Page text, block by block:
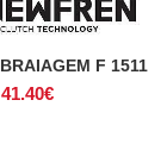
F 1511
41.40€